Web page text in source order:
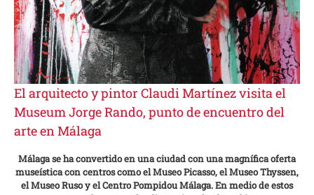
El arquitecto y pintor Claudi Martínez visita el
Museum Jorge Rando, punto de encuentro del
arte en Málaga
Málaga se ha convertido en una ciudad con una magnífica oferta
museística con centros como el Museo Picasso, el Museo Thyssen,
el Museo Ruso y el Centro Pompidou Málaga. En medio de estos